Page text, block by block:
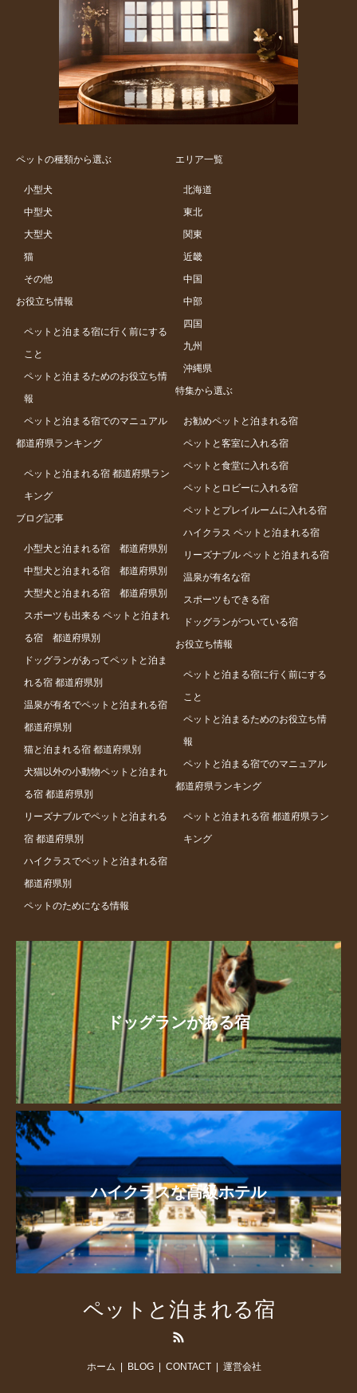
ペットの種類から選ぶ
小型犬
中型犬
大型犬
猫
その他
お役立ち情報
ペットと泊まる宿に行く前にする
こと
ペットと泊まるためのお役立ち情
報
ペットと泊まる宿でのマニュアル
都道府県ランキング
ペットと泊まれる宿 都道府県ラン
キング
ブログ記事
小型犬と泊まれる宿 都道府県別
中型犬と泊まれる宿 都道府県別
大型犬と泊まれる宿 都道府県別
スポーツも出来る ペットと泊まれ
る宿 都道府県別
ドッグランがあってペットと泊ま
れる宿 都道府県別
温泉が有名でペットと泊まれる宿
都道府県別
猫と泊まれる宿 都道府県別
犬猫以外の小動物ペットと泊まれ
る宿 都道府県別
リーズナブルでペットと泊まれる
宿 都道府県別
ハイクラスでペットと泊まれる宿
都道府県別
ペットのためになる情報
エリア一覧
北海道
東北
関東
近畿
中国
中部
四国
九州
沖縄県
特集から選ぶ
お勧めペットと泊まれる宿
ペットと客室に入れる宿
ペットと食堂に入れる宿
ペットとロビーに入れる宿
ペットとプレイルームに入れる宿
ハイクラス ペットと泊まれる宿
リーズナブル ペットと泊まれる宿
温泉が有名な宿
スポーツもできる宿
ドッグランがついている宿
お役立ち情報
ペットと泊まる宿に行く前にする
こと
ペットと泊まるためのお役立ち情
報
ペットと泊まる宿でのマニュアル
都道府県ランキング
ペットと泊まれる宿 都道府県ラン
キング
ドッグランがある宿
ハイクラスな高級ホテル
ペットと泊まれる宿
ホーム BLOG CONTACT 運営会社